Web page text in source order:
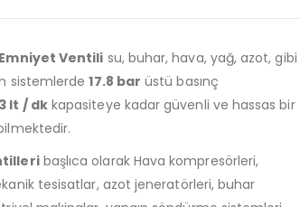
Emniyet Ventili su, buhar, hava, yağ, azot, gibi
sistemlerde17.8 bar üstü basınç
lt / dkkapasiteye kadar güvenli ve hassas bir
başlıca olarak Hava kompresörleri,
tesisatlar, azot jeneratörleri, buhar